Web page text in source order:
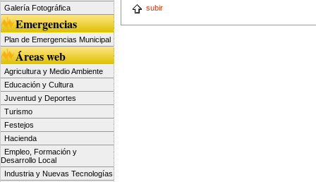
Galería Fotográfica
Emergencias
Plan de Emergencias Municipal
Áreas web
Agricultura y Medio Ambiente
Educación y Cultura
Juventud y Deportes
Turismo
Festejos
Hacienda
Empleo, Formación y
Desarrollo Local
Industria y Nuevas Tecnologías
subir